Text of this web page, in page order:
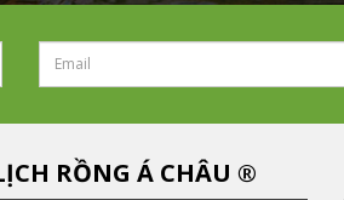
RỒNG Á CHÂU ®